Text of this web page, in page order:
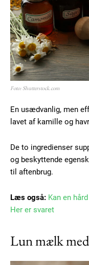
Foto: Shutterstock.com
En usædvanlig, men
lavet af kamille og
De to ingredienser
og beskyttende
til aftenbrug.
Læs også: Kan en
Her er svaret
Lun mælk